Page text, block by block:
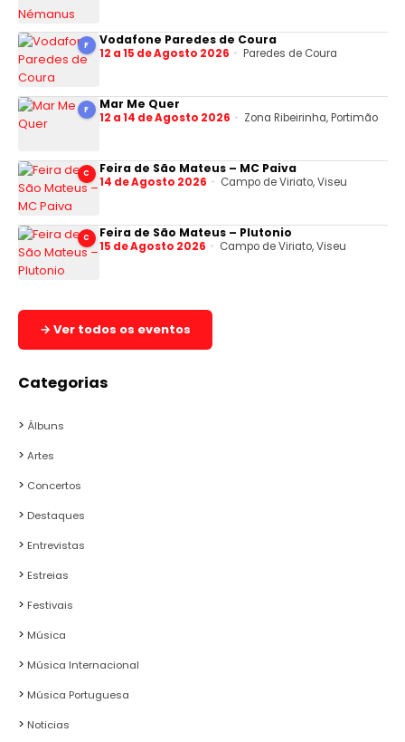
F Vodafone Paredes de Coura
12 a 15 de Agosto 2026 Paredes de Coura
F Mar Me Quer
12 a 14 de Agosto 2026 Zona Ribeirinha, Portimão
C Feira de São Mateus – MC Paiva
14 de Agosto 2026 Campo de Viriato, Viseu
C Feira de São Mateus – Plutonio
15 de Agosto 2026 Campo de Viriato, Viseu
→ Ver todos os eventos
Categorias
Álbuns
Artes
Concertos
Destaques
Entrevistas
Estreias
Festivais
Música
Música Internacional
Música Portuguesa
Noticias